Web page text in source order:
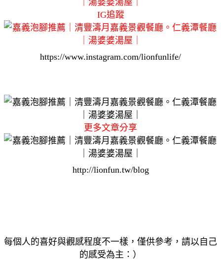
IG追蹤
https://www.instagram.com/lionfunlife/
更多文章分享
http://lionfun.tw/blog
每個人的喜好與觀感程度不一樣，僅供參考，請以自己
的感受為主：）